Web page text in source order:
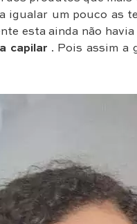
igualar um pouco as
esta ainda não
capilar. Pois assim a